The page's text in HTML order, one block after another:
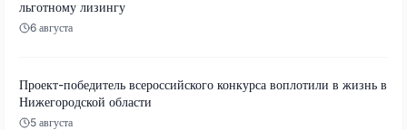
льготному лизингу
6 августа
Проект-победитель всероссийского конкурса воплотили в жизнь в
Нижегородской области
5 августа